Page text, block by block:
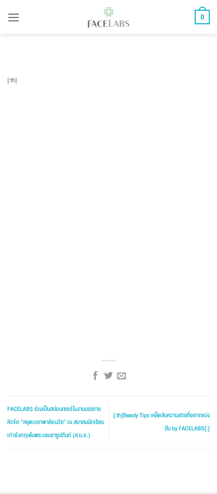
0
[:th]
FACELABS ร่วมเป็นสปอนเซอร์ในงานบรรยาย
หัวข้อ “หยุดเวลาพาย้อนวัย” ณ สมาคมนักเรียน
เก่าอังกฤษในพระบรมราชูปถัมภ์ (ส.น.อ.)
[:th]Beauty Tips เคล็ดลับความสวยที่อยากแบ่ง
ปัน by FACELABS[:]